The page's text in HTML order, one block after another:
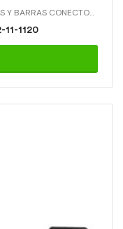
CONECTORAS > BARRA CONECTORA MOD.87-90
1120